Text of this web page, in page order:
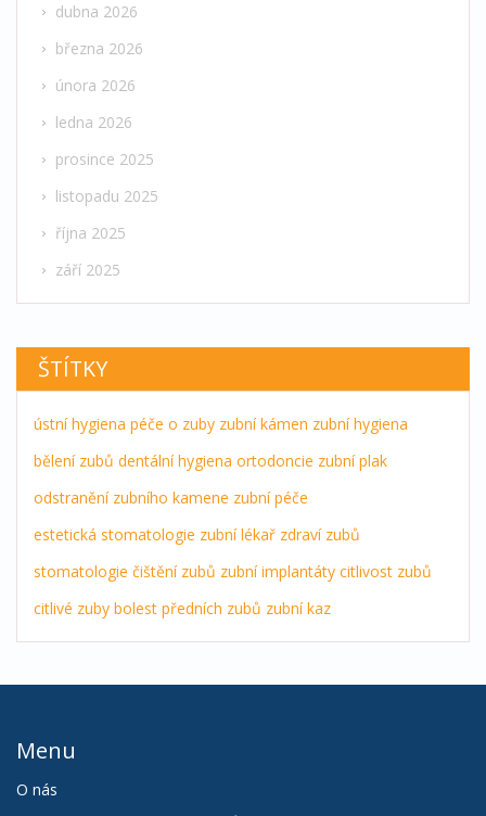
dubna 2026
března 2026
února 2026
ledna 2026
prosince 2025
listopadu 2025
října 2025
září 2025
ŠTÍTKY
ústní hygiena péče o zuby zubní kámen zubní hygiena
bělení zubů dentální hygiena ortodoncie zubní plak
odstranění zubního kamene zubní péče
estetická stomatologie zubní lékař zdraví zubů
stomatologie čištění zubů zubní implantáty citlivost zubů
citlivé zuby bolest předních zubů zubní kaz
Menu
O nás